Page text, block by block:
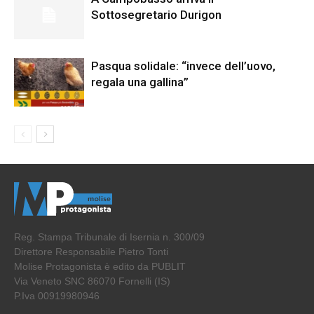
Sottosegretario Durigon
Pasqua solidale: “invece dell’uovo,
regala una gallina”
Reg. Stampa Tribunale di Isernia n. 300/09
Direttore Responsabile Pietro Tonti
Molise Protagonista è edito da PUBLIT
Via Veneto SNC 86070 Fornelli (IS)
P.Iva 00919980946